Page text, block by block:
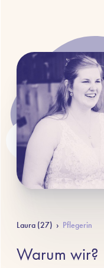
Laura (27) › Pflegerin
Warum wir?